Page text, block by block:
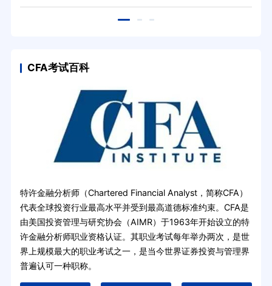
CFA考试百科
特许金融分析师（Chartered Financial Analyst，简称CFA）
代表全球投资行业最高水平并受到最高道德标准约束。CFA是
由美国投资管理与研究协会（AIMR）于1963年开始设立的特
许金融分析师职业资格认证。其职业考试每年举办两次，是世
界上规模最大的职业考试之一，是当今世界证券投资与管理界
普遍认可一种职称。